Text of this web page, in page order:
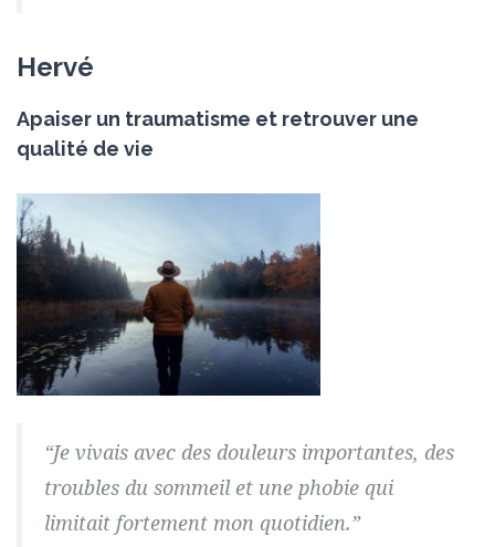
Hervé
Apaiser un traumatisme et retrouver une
qualité de vie
“Je vivais avec des douleurs importantes, des
troubles du sommeil et une phobie qui
limitait fortement mon quotidien.”